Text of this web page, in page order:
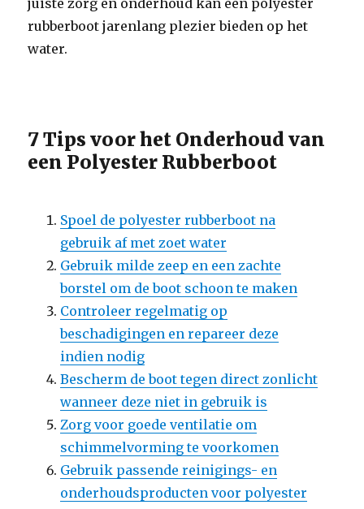
rubberboot jarenlang plezier bieden op het
water.
7 Tips voor het Onderhoud van
een Polyester Rubberboot
Spoel de polyester rubberboot na
gebruik af met zoet water
Gebruik milde zeep en een zachte
borstel om de boot schoon te maken
Controleer regelmatig op
beschadigingen en repareer deze
indien nodig
Bescherm de boot tegen direct zonlicht
wanneer deze niet in gebruik is
Zorg voor goede ventilatie om
schimmelvorming te voorkomen
Gebruik passende reinigings- en
onderhoudsproducten voor polyester